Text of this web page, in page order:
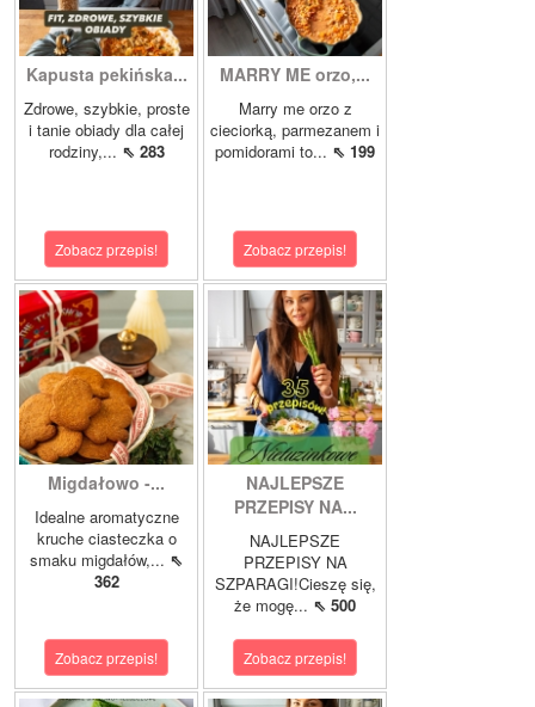
Kapusta pekińska...
Zdrowe, szybkie, proste
i tanie obiady dla całej
rodziny,... ⇖ 283
Zobacz przepis!
MARRY ME orzo,...
Marry me orzo z
cieciorką, parmezanem i
pomidorami to... ⇖ 199
Zobacz przepis!
Migdałowo -...
Idealne aromatyczne
kruche ciasteczka o
smaku migdałów,... ⇖
362
Zobacz przepis!
NAJLEPSZE
PRZEPISY NA...
NAJLEPSZE
PRZEPISY NA
SZPARAGI!Cieszę się,
że mogę... ⇖ 500
Zobacz przepis!